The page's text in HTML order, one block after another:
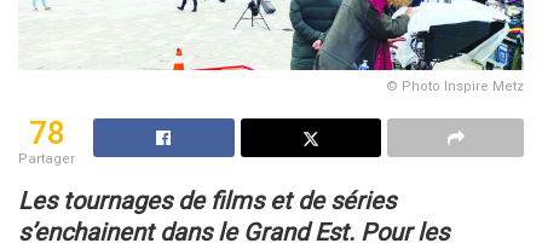
© Photo Inspire Metz
78
Partager
Les tournages de films et de séries
s’enchainent dans le Grand Est. Pour les